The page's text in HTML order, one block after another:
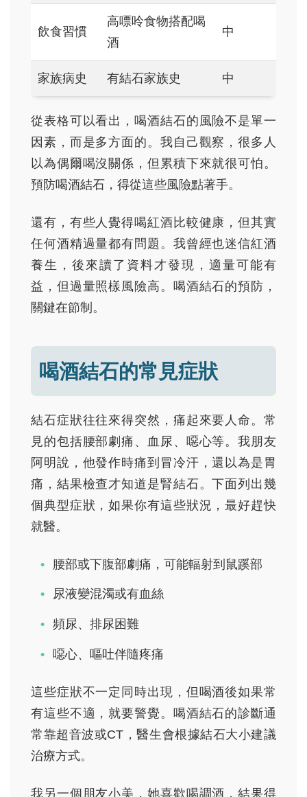
飲食習慣
高嘌呤食物搭配喝
酒
中
家族病史 有結石家族史 中
從表格可以看出，喝酒結石的風險不是單一
因素，而是多方面的。我自己觀察，很多人
以為偶爾喝沒關係，但累積下來就很可怕。
預防喝酒結石，得從這些風險點著手。
還有，有些人覺得喝紅酒比較健康，但其實
任何酒精過量都有問題。我曾經也迷信紅酒
養生，後來讀了資料才發現，適量可能有
益，但過量照樣風險高。喝酒結石的預防，
關鍵在節制。
喝酒結石的常見症狀
結石症狀往往來得突然，痛起來要人命。常
見的包括腰部劇痛、血尿、噁心等。我朋友
阿明說，他發作時痛到冒冷汗，還以為是胃
痛，結果檢查才知道是腎結石。下面列出幾
個典型症狀，如果你有這些狀況，最好趕快
就醫。
腰部或下腹部劇痛，可能輻射到鼠蹊部
尿液變混濁或有血絲
頻尿、排尿困難
噁心、嘔吐伴隨疼痛
這些症狀不一定同時出現，但喝酒後如果常
有這些不適，就要警覺。喝酒結石的診斷通
常靠超音波或CT，醫生會根據結石大小建議
治療方式。
我另一個朋友小美，她喜歡喝調酒，結果得